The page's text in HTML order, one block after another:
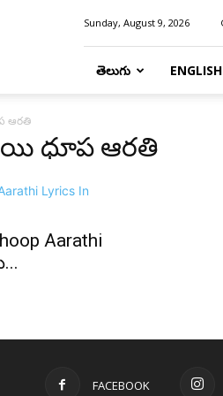
Sunday, August 9, 2026
తెలుగు ENGLISH
ఆరతి
ధూప ఆరతి
Aarathi
FACEBOOK